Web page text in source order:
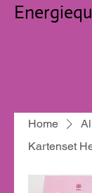
Home
Kartenset